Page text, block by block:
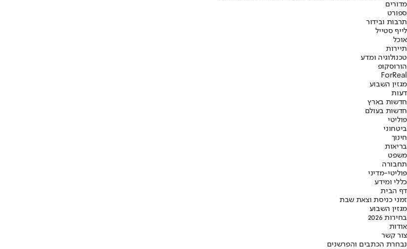
מדורים
ספורט
תרבות ובידור
לייף סטייל
אוכל
תיירות
טכנולוגיה ומדע
הורוסקופ
ForReal
מגזין השבוע
דעות
חדשות בארץ
חדשות בעולם
פוליטי
ביטחוני
חינוך
בריאות
משפט
תחבורה
פוליטי-מדיני
כללי ומידע
דף הבית
זמני כניסת וצאת שבת
מגזין השבוע
בחירות 2026
אודות
צור קשר
נבחרת הכתבים והפרשנים